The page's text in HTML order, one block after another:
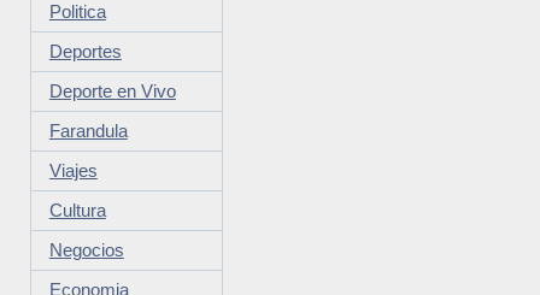
Politica
Deportes
Deporte en Vivo
Farandula
Viajes
Cultura
Negocios
Economia